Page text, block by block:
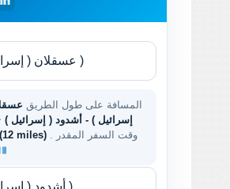
المسافة على طول الطريق
إسرائيل ) - أشدود ( إسرائيل )
(12 miles)